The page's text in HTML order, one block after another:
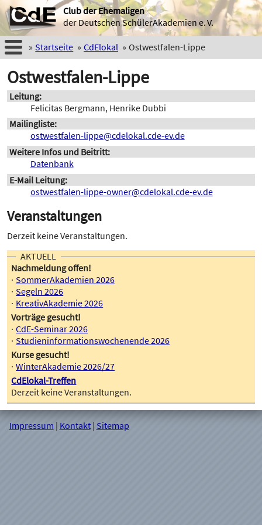
Club der Ehemaligen
der Deutschen SchülerAkademien e. V.
Startseite CdElokal Ostwestfalen-Lippe
Ostwestfalen-Lippe
Leitung
Felicitas Bergmann, Henrike Dubbi
Mailingliste
ostwestfalen-lippe@cdelokal.cde-ev.de
Weitere Infos und Beitritt
Datenbank
E-Mail Leitung
ostwestfalen-lippe-owner@cdelokal.cde-ev.de
Veranstaltungen
Derzeit keine Veranstaltungen.
AKTUELL
Nachmeldung offen!
SommerAkademien 2026
Segeln 2026
KreativAkademie 2026
Vorträge gesucht!
CdE-Seminar 2026
Studieninformationswochenende 2026
Kurse gesucht!
WinterAkademie 2026/27
CdElokal-Treffen
Derzeit keine Veranstaltungen.
Impressum | Kontakt| Sitemap